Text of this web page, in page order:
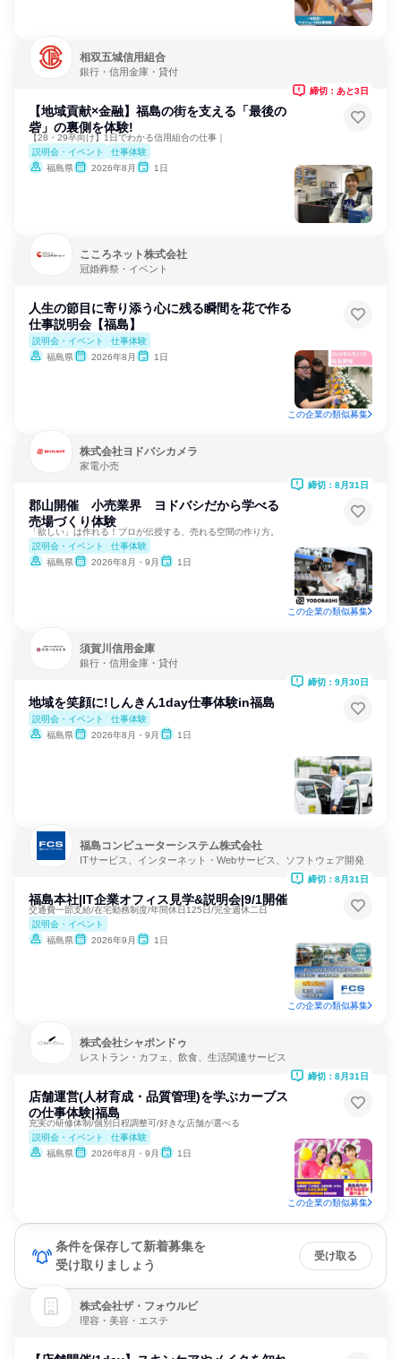
相双五城信用組合
銀行・信用金庫・貸付
【地域貢献×金融】福島の街を支える「最後の
砦」の裏側を体験!
【28・29卒向け】1日でわかる信用組合の仕事｜
説明会・イベント
仕事体験
福島県
2026年8月 1日
締切：あと3日
こころネット株式会社
冠婚葬祭・イベント
人生の節目に寄り添う心に残る瞬間を花で作る
仕事説明会【福島】
説明会・イベント
仕事体験
福島県
2026年8月 1日
この企業の類似募集
株式会社ヨドバシカメラ
家電小売
郡山開催 小売業界 ヨドバシだから学べる
売場づくり体験
「欲しい」は作れる！プロが伝授する、売れる空間の作り方。
説明会・イベント
仕事体験
福島県
2026年8月・9月 1日
締切：8月31日
この企業の類似募集
須賀川信用金庫
銀行・信用金庫・貸付
地域を笑顔に!しんきん1day仕事体験in福島
説明会・イベント
仕事体験
福島県
2026年8月・9月 1日
締切：9月30日
福島コンピューターシステム株式会社
ITサービス、インターネット・Webサービス、ソフトウェア開発
福島本社|IT企業オフィス見学&説明会|9/1開催
交通費一部支給/在宅勤務制度/年間休日125日/完全週休二日
説明会・イベント
福島県
2026年9月 1日
締切：8月31日
この企業の類似募集
株式会社シャポンドゥ
レストラン・カフェ、飲食、生活関連サービス
店舗運営(人材育成・品質管理)を学ぶカーブス
の仕事体験|福島
充実の研修体制/個別日程調整可/好きな店舗が選べる
説明会・イベント
仕事体験
福島県
2026年8月・9月 1日
締切：8月31日
この企業の類似募集
条件を保存して新着募集を
受け取りましょう
受け取る
株式会社ザ・フォウルビ
理容・美容・エステ